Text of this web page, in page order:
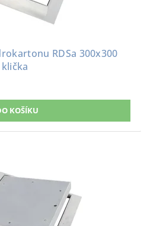
RDSa 300x300